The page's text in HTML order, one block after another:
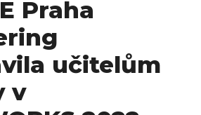
Praha
učitelům
v